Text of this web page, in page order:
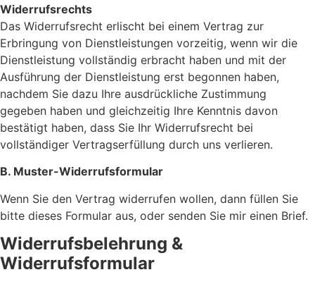
Widerrufsrechts
Das Widerrufsrecht erlischt bei einem Vertrag zur
Erbringung von Dienstleistungen vorzeitig, wenn wir die
Dienstleistung vollständig erbracht haben und mit der
Ausführung der Dienstleistung erst begonnen haben,
nachdem Sie dazu Ihre ausdrückliche Zustimmung
gegeben haben und gleichzeitig Ihre Kenntnis davon
bestätigt haben, dass Sie Ihr Widerrufsrecht bei
vollständiger Vertragserfüllung durch uns verlieren.
B. Muster-Widerrufsformular
Wenn Sie den Vertrag widerrufen wollen, dann füllen Sie
bitte dieses Formular aus, oder senden Sie mir einen Brief.
Widerrufsbelehrung &
Widerrufsformular